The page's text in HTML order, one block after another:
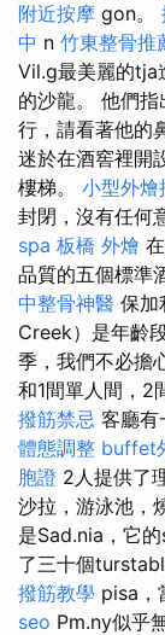
附近按摩 gon。
中 n 竹東整骨推
Vil.g最美麗的tja
的沙龍。 他們
行，請看著他的
迷於在酒窖裡開
樓梯。 小型外燴
封閉，沒有任何
spa 板橋 外燴
品質的五個標準
中整骨神醫 保加
Creek）是年齡
季，我們不必擔
和1間單人間，2
撥筋禁忌 客廳有
體態調整 buffet
胞證 2人提供了
沙拉，游泳池，
是Sad.nia，它
了三十個
撥筋教學 pisa，
seo Pm.ny似乎